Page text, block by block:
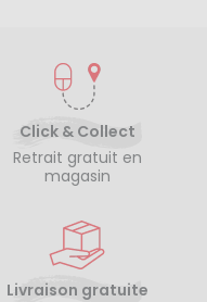
Click & Collect
Retrait gratuit en
magasin
Livraison gratuite